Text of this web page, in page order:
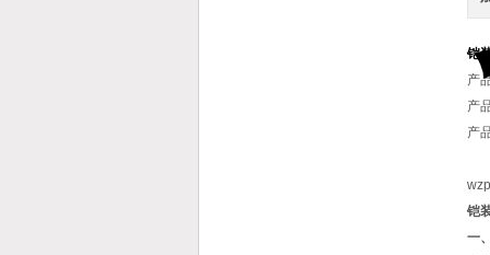
铠
产
产
产
铠
一